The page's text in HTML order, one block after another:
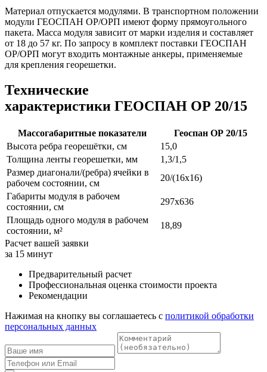
Материал отпускается модулями. В транспортном положении
модули ГЕОСПАН ОР/ОРП имеют форму прямоугольного
пакета. Масса модуля зависит от марки изделия и составляет
от 18 до 57 кг. По запросу в комплект поставки ГЕОСПАН
ОР/ОРП могут входить монтажные анкеры, применяемые
для крепления георешетки.
Технические
характеристики ГЕОСПАН ОР 20/15
Массогабаритные показатели
Геоспан ОР 20/15
Высота ребра георешётки, см
15,0
Толщина ленты георешетки, мм
1,3/1,5
Размер диагонали/(ребра) ячейки в
рабочем состоянии, см
20/(16x16)
Габариты модуля в рабочем
состоянии, см
297х636
Площадь одного модуля в рабочем
состоянии, м²
18,89
Расчет вашей заявки
за 15 минут
Предварительный расчет
Профессиональная оценка стоимости проекта
Рекомендации
Нажимая на кнопку вы соглашаетесь с политикой обработки
персональных данных